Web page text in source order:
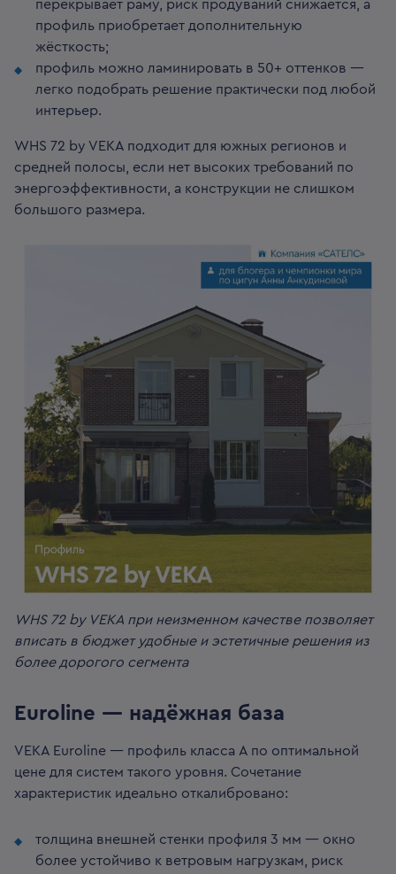
перекрывает раму, риск продуваний снижается, а
профиль приобретает дополнительную
жёсткость;
профиль можно ламинировать в 50+ оттенков —
легко подобрать решение практически под любой
интерьер.
WHS 72 by VEKA подходит для южных регионов и
средней полосы, если нет высоких требований по
энергоэффективности, а конструкции не слишком
большого размера.
WHS 72 by VEKA при неизменном качестве позволяет
вписать в бюджет удобные и эстетичные решения из
более дорогого сегмента
Euroline — надёжная база
VEKA Euroline — профиль класса А по оптимальной
цене для систем такого уровня. Сочетание
характеристик идеально откалибровано:
толщина внешней стенки профиля 3 мм — окно
более устойчиво к ветровым нагрузкам, риск